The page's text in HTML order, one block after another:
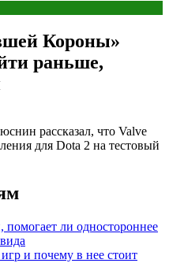
Короны»
раньше,
рассказал, что Valve
для Dota 2 на тестовый
помогает ли одностороннее
и почему в нее стоит